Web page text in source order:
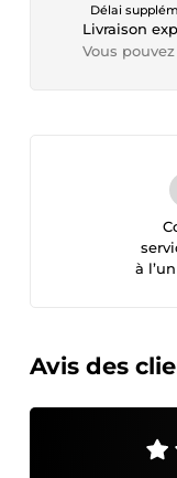
Délai
Livraison
Vous
à
Avis des